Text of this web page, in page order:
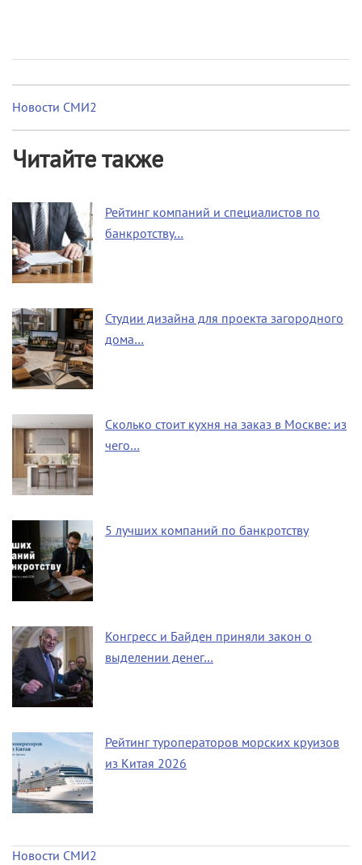
Новости СМИ2
Читайте также
Рейтинг компаний и специалистов по
банкротству…
Студии дизайна для проекта загородного
дома…
Сколько стоит кухня на заказ в Москве: из
чего…
5 лучших компаний по банкротству
Конгресс и Байден приняли закон о
выделении денег…
Рейтинг туроператоров морских круизов
из Китая 2026
Новости СМИ2